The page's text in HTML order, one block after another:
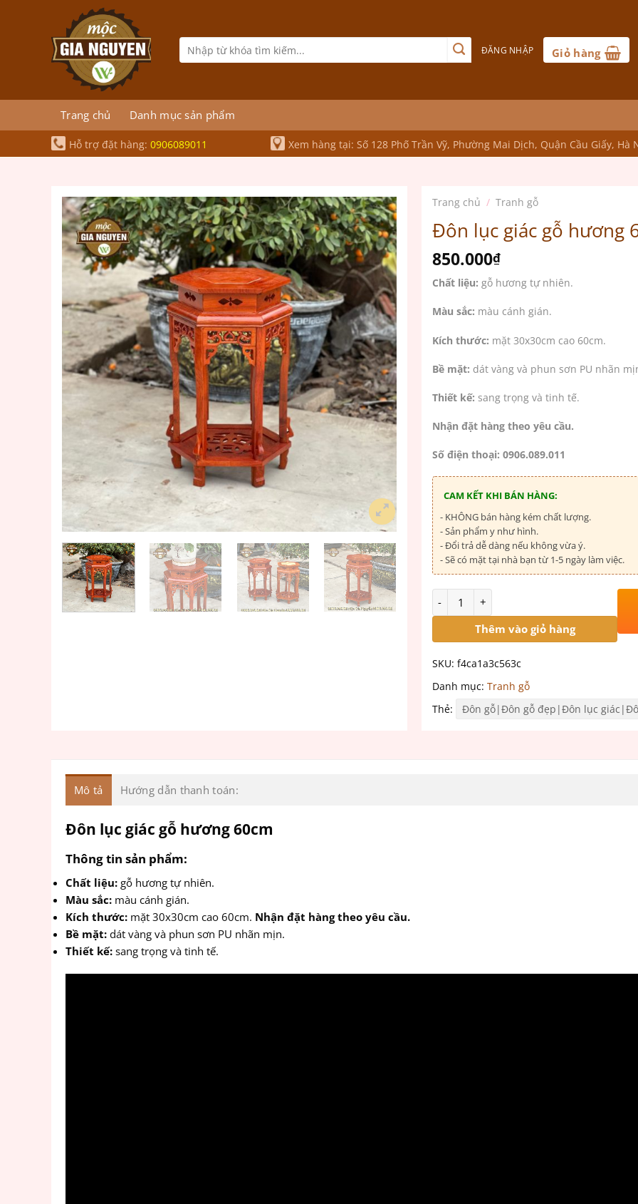
Tìm
kiếm:
ĐĂNG NHẬP Giỏ hàng
Trang chủ Danh mục sản phẩm
Hỗ trợ đặt hàng: 0906089011 Xem hàng tại: Số 128 Phố Trần Vỹ, Phường Mai Dịch, Quận Cầu Giấy, Hà
Trang chủ / Tranh gỗ
Đôn lục giác gỗ hương
850.000₫
Chất liệu: gỗ hương tự nhiên.
Màu sắc: màu cánh gián.
Kích thước: mặt 30x30cm cao 60cm.
Bề mặt: dát vàng và phun sơn PU nhãn
Thiết kế: sang trọng và tinh tế.
Nhận đặt hàng theo yêu cầu.
Số điện thoại: 0906.089.011
CAM KẾT KHI BÁN HÀNG:
- KHÔNG bán hàng kém chất lượng.
- Sản phẩm y như hình.
- Đổi trả dễ dàng nếu không vừa ý.
- Sẽ có mặt tại nhà bạn từ 1-5 ngày làm việc.
Thêm vào giỏ hàng
SKU: f4ca1a3c563c
Danh mục: Tranh gỗ
Thẻ:
Đôn gỗ|Đôn gỗ đẹp|Đôn lục
Mô tả Hướng dẫn thanh toán:
Đôn lục giác gỗ hương 60cm
Thông tin sản phẩm:
Chất liệu: gỗ hương tự nhiên.
Màu sắc: màu cánh gián.
Kích thước: mặt 30x30cm cao 60cm. Nhận đặt hàng theo yêu cầu.
Bề mặt: dát vàng và phun sơn PU nhãn mịn.
Thiết kế: sang trọng và tinh tế.